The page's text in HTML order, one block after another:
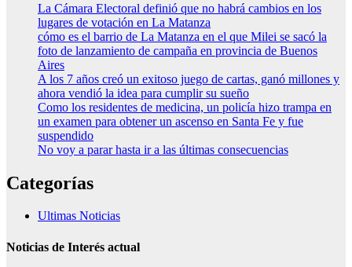
La Cámara Electoral definió que no habrá cambios en los
lugares de votación en La Matanza
cómo es el barrio de La Matanza en el que Milei se sacó la
foto de lanzamiento de campaña en provincia de Buenos
Aires
A los 7 años creó un exitoso juego de cartas, ganó millones y
ahora vendió la idea para cumplir su sueño
Como los residentes de medicina, un policía hizo trampa en
un examen para obtener un ascenso en Santa Fe y fue
suspendido
No voy a parar hasta ir a las últimas consecuencias
Categorías
Ultimas Noticias
Noticias de Interés actual